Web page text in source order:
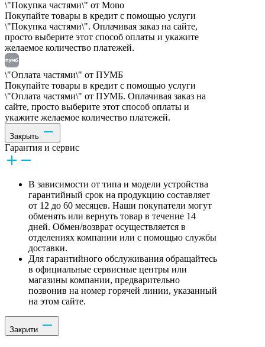
\"Покупка частями\" от Mono
Покупайте товары в кредит с помощью услуги
\"Покупка частями\". Оплачивая заказ на сайте,
просто выберите этот способ оплаты и укажите
желаемое количество платежей.
\"Оплата частями\" от ПУМБ
Покупайте товары в кредит с помощью услуги
\"Оплата частями\" от ПУМБ. Оплачивая заказ на
сайте, просто выберите этот способ оплаты и
укажите желаемое количество платежей.
Закрыть
Гарантия и сервис
В зависимости от типа и модели устройства
гарантийный срок на продукцию составляет
от 12 до 60 месяцев. Наши покупатели могут
обменять или вернуть товар в течение 14
дней. Обмен/возврат осуществляется в
отделениях компании или с помощью службы
доставки.
Для гарантийного обслуживания обращайтесь
в официальные сервисные центры или
магазины компании, предварительно
позвонив на номер горячей линии, указанный
на этом сайте.
Закрити